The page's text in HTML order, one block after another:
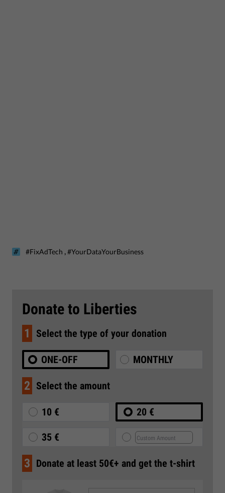
#FixAdTech ,#YourDataYourBusiness
Donate to Liberties
1 Select the type of your donation
ONE-OFF MONTHLY
2 Select the amount
10 € 20 €
35 €
3 Donate at least 50€+ and get the t-shirt